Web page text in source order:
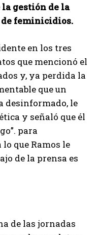
gestión de la
feminicidios.
en los tres
que mencionó el
y, ya perdida la
que un
desinformado, le
y señaló que él
para
lo que Ramos le
de la prensa es
de las jornadas